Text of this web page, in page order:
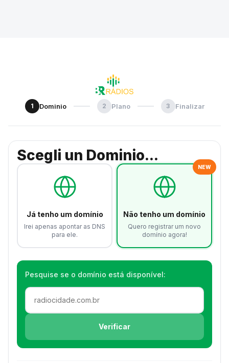
1 Dominio 2 Plano 3 Finalizar
Scegli un Dominio...
Já tenho um domínio
Irei apenas apontar as DNS
para ele.
NEW
Não tenho um domínio
Quero registrar um novo
domínio agora!
Pesquise se o domínio está disponível:
Verificar